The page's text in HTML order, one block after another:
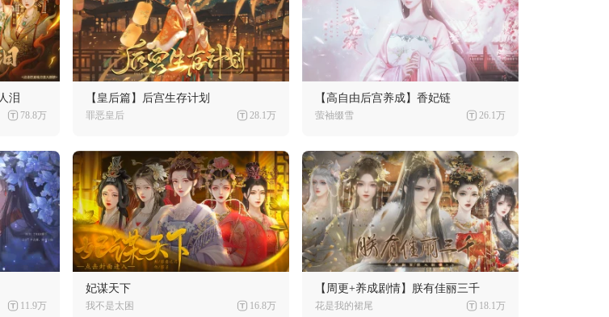
泪
78.8万
【皇后篇】后宫生存计划
罪恶皇后 28.1万
【高自由后宫养成】香妃链
萤袖缀雪 26.1万
11.9万
妃谋天下
我不是太困 16.8万
【周更+养成剧情】朕有佳丽三千
花是我的裙尾 18.1万